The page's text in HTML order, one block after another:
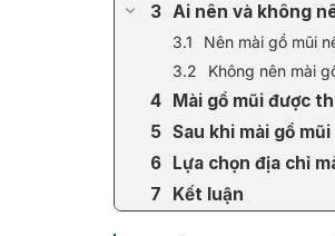
Ai nên và không
Nên mài gồ mũi
Không nên mài
Mài gồ mũi được
Sau khi mài gồ
Lựa chọn địa chỉ
Kết luận